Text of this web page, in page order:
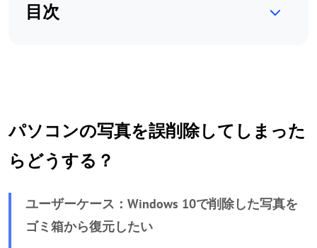
目次
パソコンの写真を誤削除してしまった
らどうする？
ユーザーケース：Windows 10で削除した写真を
ゴミ箱から復元したい